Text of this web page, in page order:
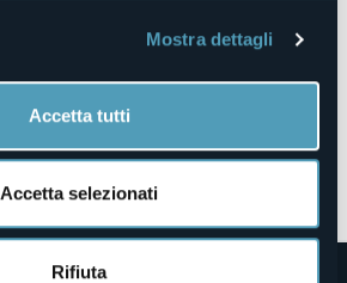
Mostra dettagli
Accetta tutti
Accetta selezionati
Rifiuta